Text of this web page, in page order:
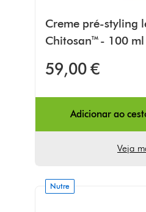
Creme pré-styling
Chitosan™ - 100 ml
59,00 €
Adicionar ao
Veja
Nutre